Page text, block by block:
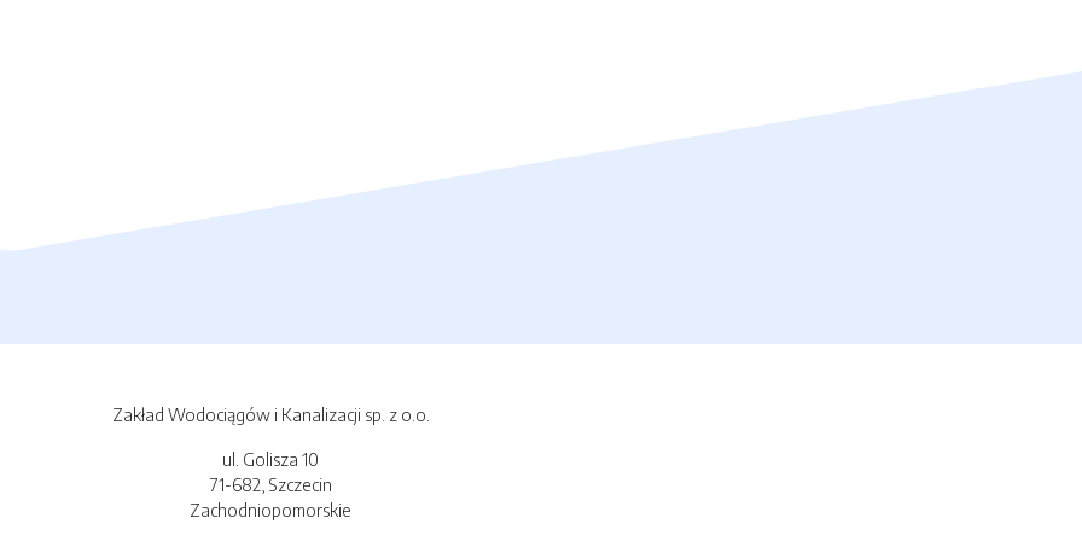
Zakład Wodociągów i Kanalizacji sp. z o.o.
ul. Golisza 10
71-682, Szczecin
Zachodniopomorskie